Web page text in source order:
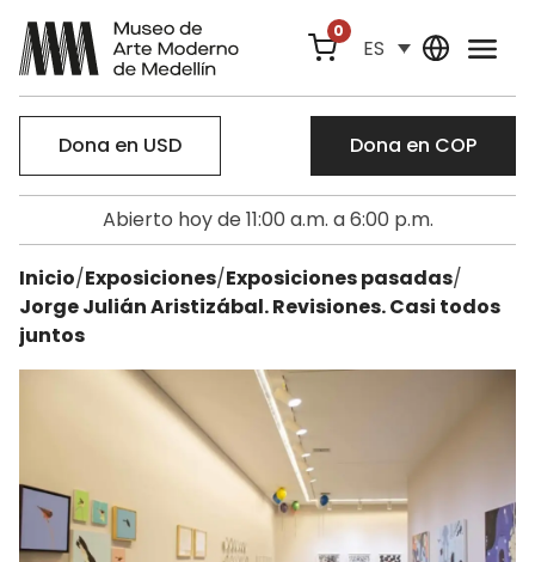
0
ES
Dona en USD Dona en COP
Abierto hoy de 11:00 a.m. a 6:00 p.m.
Inicio/Exposiciones/Exposiciones pasadas/
Jorge Julián Aristizábal. Revisiones. Casi todos
juntos